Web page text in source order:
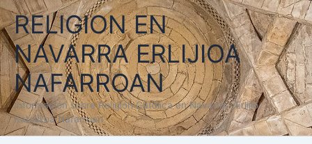
Ir
al
contenido
RELIGION EN
NAVARRA ERLIJIOA
NAFARROAN
Información sobre Religión Católica en Navarra - Erlijio
Katolikoa Nafarroan